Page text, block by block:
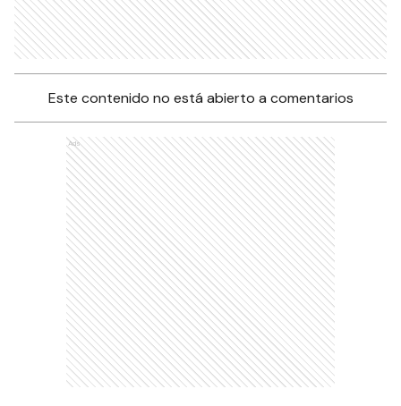
Este contenido no está abierto a comentarios
Ads